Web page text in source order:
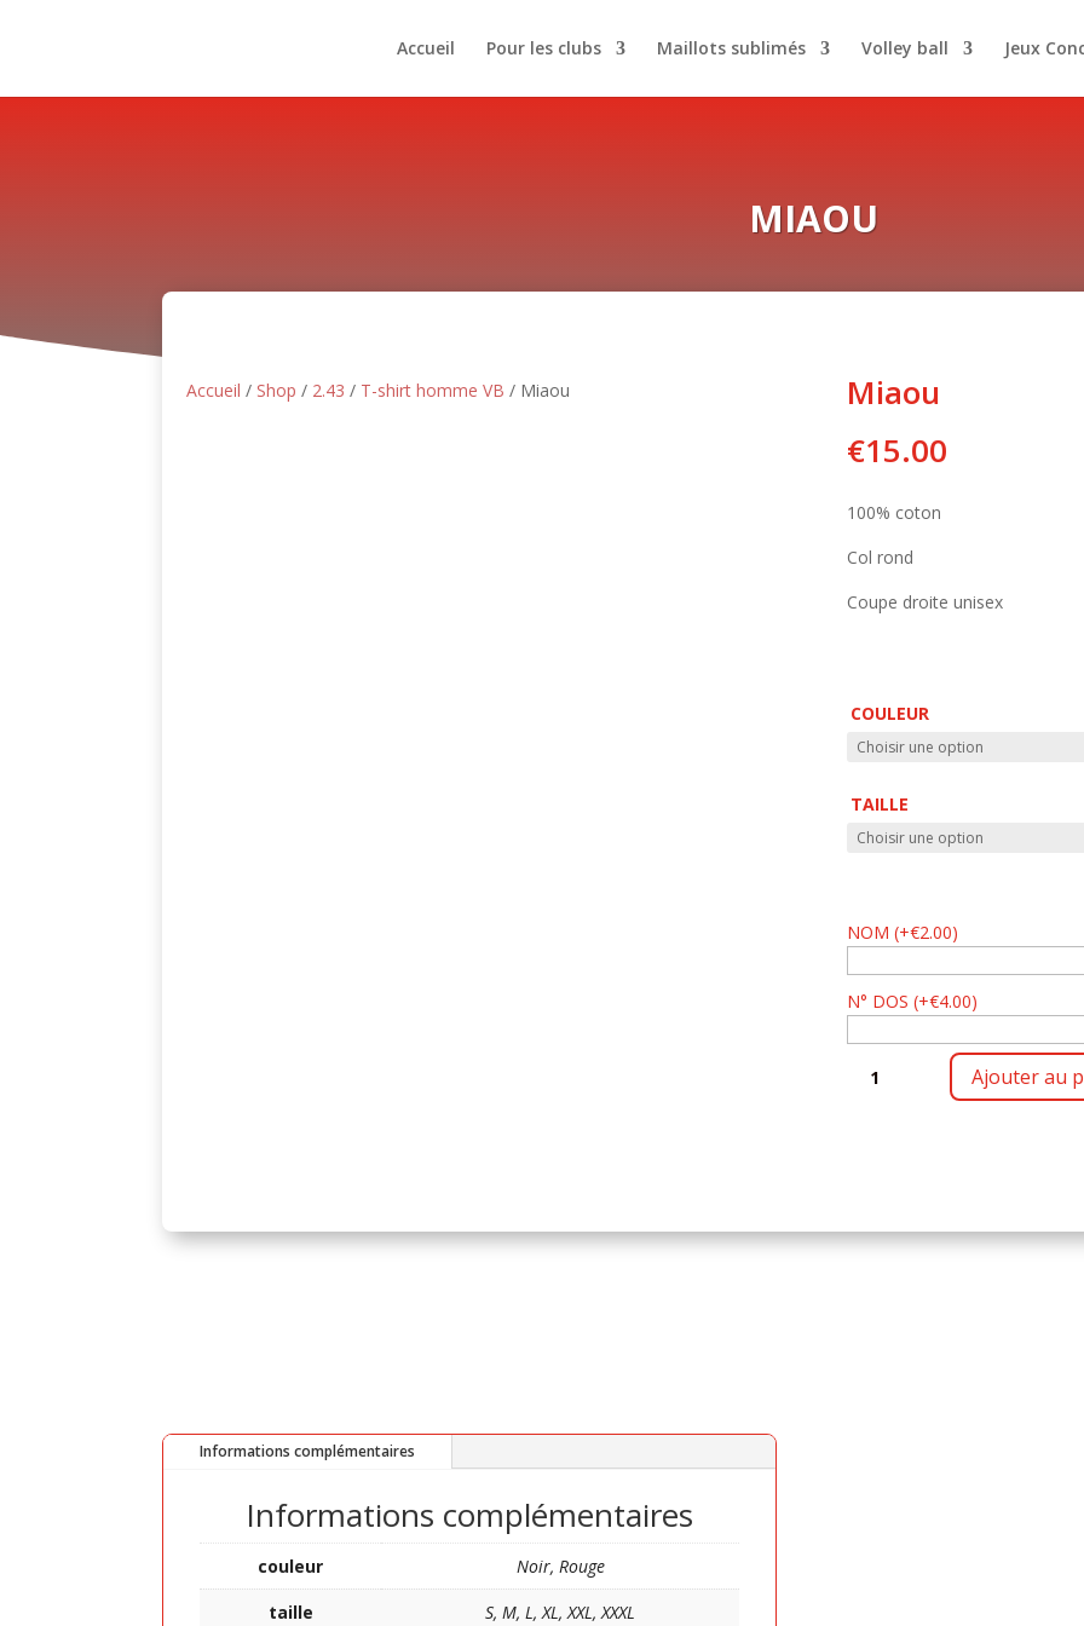
Accueil Pour les clubs Maillots sublimés Volley ball Jeux
MIAOU
Accueil / Shop / 2.43 / T-shirt homme VB / Miaou
Miaou
€15.00
100% coton
Col rond
Coupe droite unisex
COULEUR
TAILLE
NOM(+€2.00)
N° DOS(+€4.00)
Ajouter au
Informations complémentaires
Informations complémentaires
couleur
Noir, Rouge
taille
S, M, L, XL, XXL, XXXL